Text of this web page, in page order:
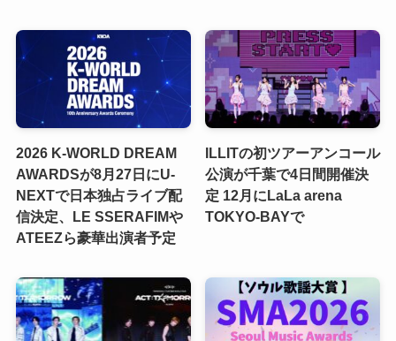
2026 K-WORLD DREAM
AWARDSが8月27日にU-
NEXTで日本独占ライブ配
信決定、LE SSERAFIMや
ATEEZら豪華出演者予定
ILLITの初ツアーアンコール
公演が千葉で4日間開催決
定 12月にLaLa arena
TOKYO-BAYで